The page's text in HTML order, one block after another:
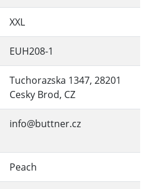
XXL
EUH208-1
Tuchorazska 1347, 28201
Cesky Brod, CZ
info@buttner.cz
Peach